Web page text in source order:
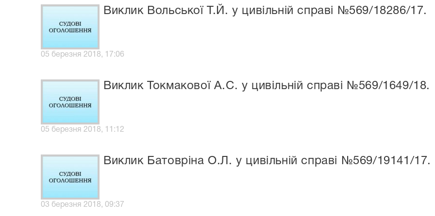
Виклик Вольської Т.Й. у цивільній справі №569/18286/17.
05 березня 2018, 17:06
Виклик Токмакової А.С. у цивільній справі №569/1649/18.
05 березня 2018, 11:12
Виклик Батовріна О.Л. у цивільній справі №569/19141/17.
03 березня 2018, 09:37